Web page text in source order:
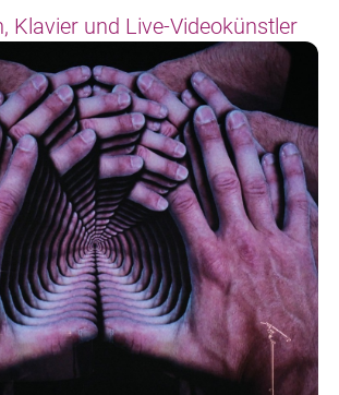
Klavier und Live-Videokünstler